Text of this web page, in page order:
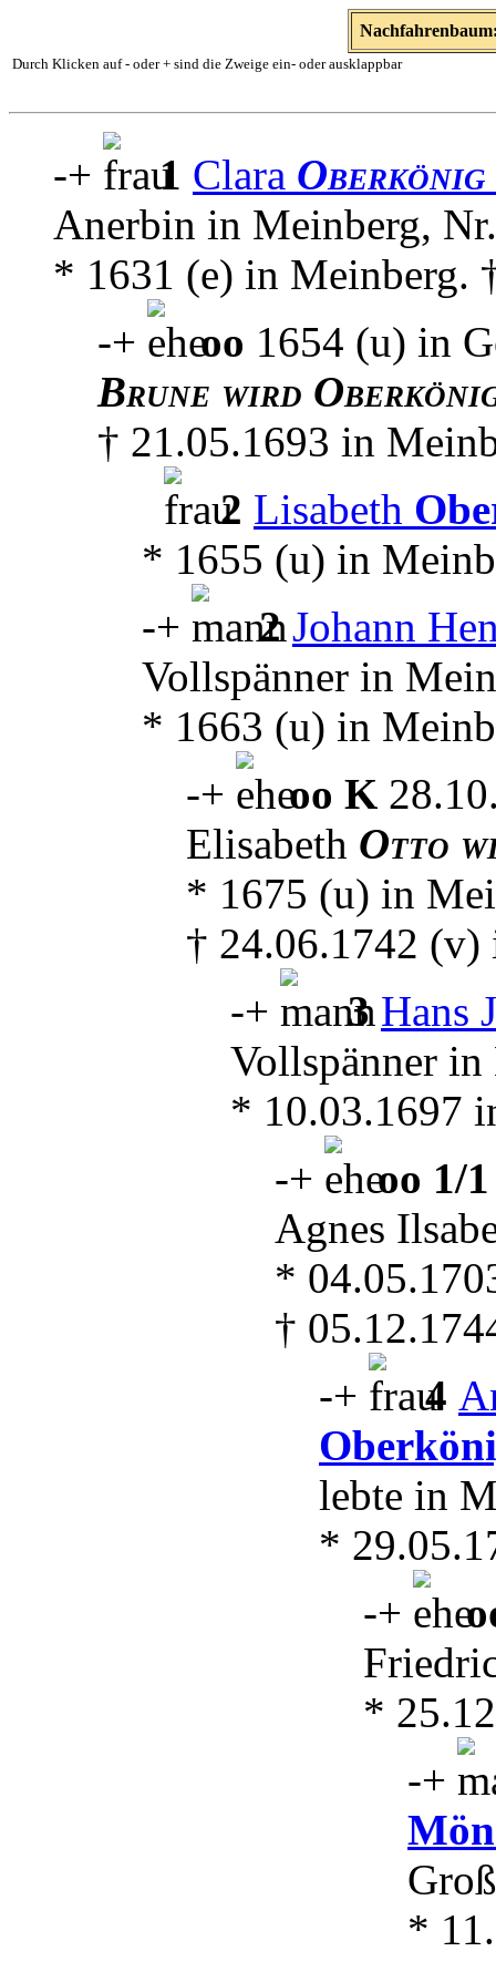
Durch Klicken auf - oder + sind die Zweige ein- oder ausklappbar
-+ 1 Clara Oberkönig
Anerbin in Meinberg,
* 1631 (e) in Meinberg.
-+ oo 1654 (u) in
Brune wird
† 21.05.1693 in
2 Lisabeth
* 1655 (u) in
-+ 2 Johann
Vollspänner in
* 1663 (u) in
-+ oo K
Elisabeth Otto
* 1675 (u) in
† 24.06.1742
-+ 3 Hans
Vollspänner
* 10.03.1697
-+
oo 1/
Agnes
*
†
-+ 4
lebte in
*
-+
*
-+
*